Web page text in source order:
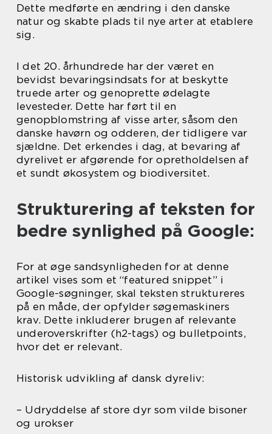
Dette medførte en ændring i den danske
natur og skabte plads til nye arter at etablere
sig.
I det 20. århundrede har der været en
bevidst bevaringsindsats for at beskytte
truede arter og genoprette ødelagte
levesteder. Dette har ført til en
genopblomstring af visse arter, såsom den
danske havørn og odderen, der tidligere var
sjældne. Det erkendes i dag, at bevaring af
dyrelivet er afgørende for opretholdelsen af
et sundt økosystem og biodiversitet.
Strukturering af teksten for
bedre synlighed på Google:
For at øge sandsynligheden for at denne
artikel vises som et “featured snippet” i
Google-søgninger, skal teksten struktureres
på en måde, der opfylder søgemaskiners
krav. Dette inkluderer brugen af relevante
underoverskrifter (h2-tags) og bulletpoints,
hvor det er relevant.
Historisk udvikling af dansk dyreliv:
– Udryddelse af store dyr som vilde bisoner
og urokser